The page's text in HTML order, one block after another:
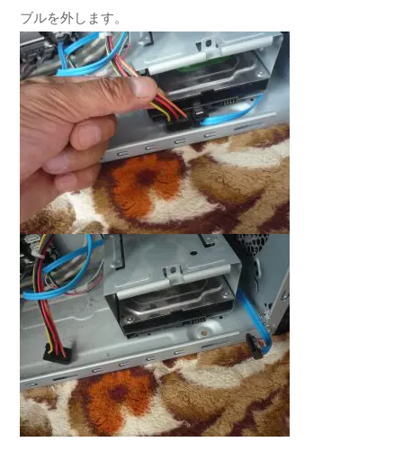
ブルを外します。